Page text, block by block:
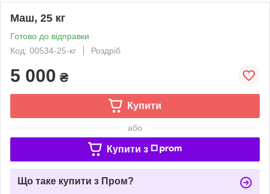
Маш, 25 кг
Готово до відправки
Код: 00534-25-кг
Роздріб
5 000 ₴
Купити
або
Купити з
Що таке купити з Пром?